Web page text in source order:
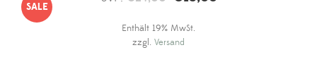
SALE
war:
Enthält 19% MwSt.
zzgl. Versand